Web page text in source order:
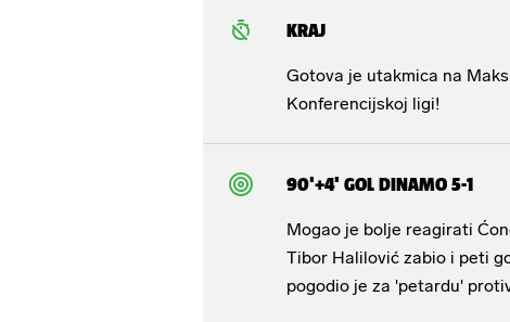
KRAJ
Gotova je utakmica na
Konferencijskoj ligi!
90'+4' GOL DINAMO 5-1
Mogao je bolje reagirati
Tibor Halilović zabio i peti
pogodio je za 'petardu'